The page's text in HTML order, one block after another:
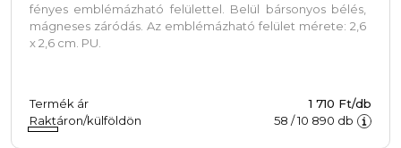
fényes emblémázható felülettel. Belül bársonyos bélés,
mágneses záródás. Az emblémázható felület mérete: 2,6
x 2,6 cm. PU.
Termék ár
1 710 Ft/db
Raktáron/külföldön
58 /10 890 db